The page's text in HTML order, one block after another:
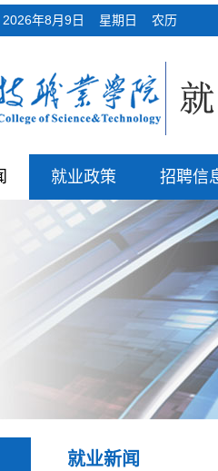
2026年8月9日 星期日 农历
就业政策 招聘信
就业新闻